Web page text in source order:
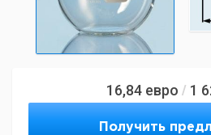
16,84 евро / 1
Получить